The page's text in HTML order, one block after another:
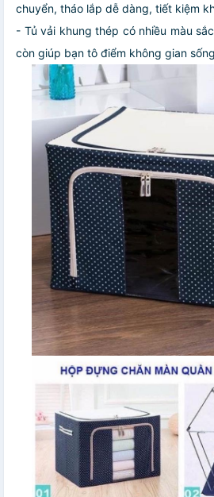
chuyển, tháo lắp dễ dàng, tiết kiệm
- Tủ vải khung thép có nhiều màu
còn giúp bạn tô điểm không gian